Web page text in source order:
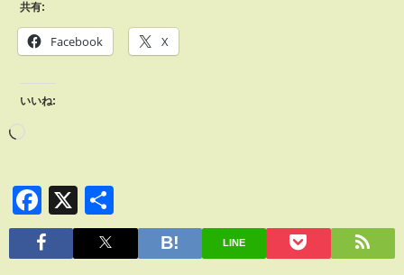
共有:
Facebook X
いいね:
Facebook
X
有
LINE